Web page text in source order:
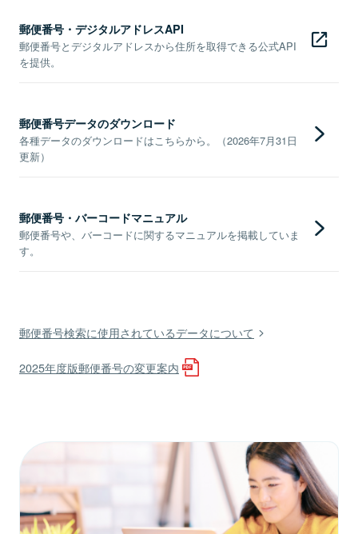
郵便番号・デジタルアドレスAPI
郵便番号とデジタルアドレスから住所を取得できる公式API
を提供。
郵便番号データのダウンロード
各種データのダウンロードはこちらから。（2026年7月31日
更新）
郵便番号・バーコードマニュアル
郵便番号や、バーコードに関するマニュアルを掲載していま
す。
郵便番号検索に使用されているデータについて
2025年度版郵便番号の変更案内